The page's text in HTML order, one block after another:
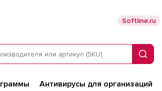
Softline.ru
Поиск
Антивирусы для организаций